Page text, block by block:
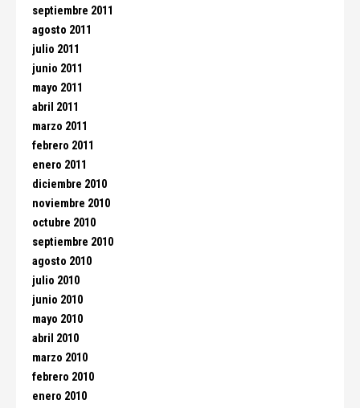
septiembre 2011
agosto 2011
julio 2011
junio 2011
mayo 2011
abril 2011
marzo 2011
febrero 2011
enero 2011
diciembre 2010
noviembre 2010
octubre 2010
septiembre 2010
agosto 2010
julio 2010
junio 2010
mayo 2010
abril 2010
marzo 2010
febrero 2010
enero 2010